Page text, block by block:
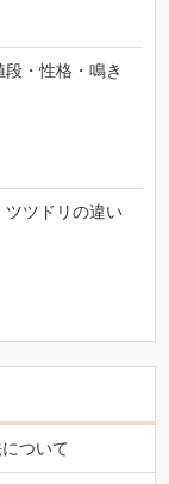
・性格・鳴き
ツツドリの違い
ついて